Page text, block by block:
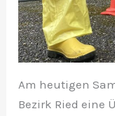
Am heutigen
Bezirk Ried eine